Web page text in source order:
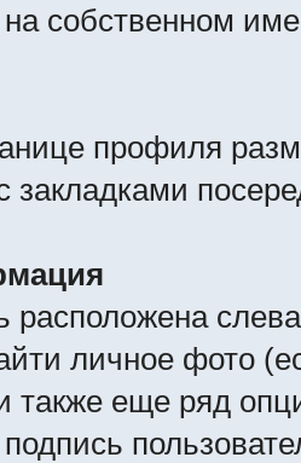
собственном
профиля
закладками
расположена
личное фото
также еще ряд
подпись